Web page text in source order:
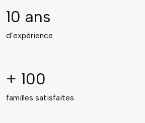
10 ans
d’expérience
+ 100
familles satisfaites